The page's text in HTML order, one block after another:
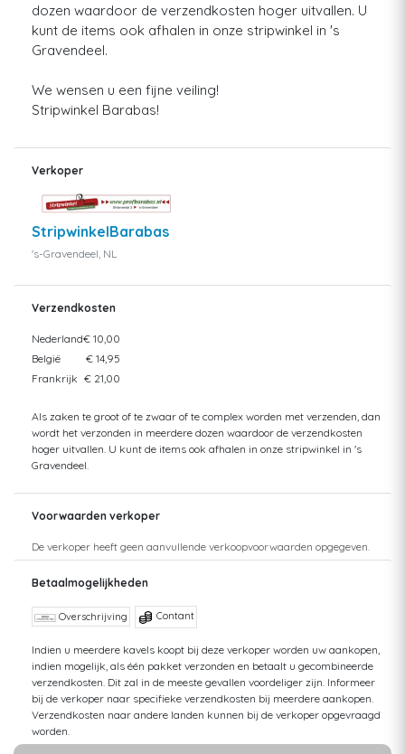
dozen waardoor de verzendkosten hoger uitvallen. U
kunt de items ook afhalen in onze stripwinkel in 's
Gravendeel.
We wensen u een fijne veiling!
Stripwinkel Barabas!
Verkoper
StripwinkelBarabas
's-Gravendeel, NL
Verzendkosten
Nederland€ 10,00
België
€ 14,95
Frankrijk € 21,00
Als zaken te groot of te zwaar of te complex worden met verzenden, dan
wordt het verzonden in meerdere dozen waardoor de verzendkosten
hoger uitvallen. U kunt de items ook afhalen in onze stripwinkel in 's
Gravendeel.
Voorwaarden verkoper
De verkoper heeft geen aanvullende verkoopvoorwaarden opgegeven.
Betaalmogelijkheden
Overschrijving Contant
Indien u meerdere kavels koopt bij deze verkoper worden uw aankopen,
indien mogelijk, als één pakket verzonden en betaalt u gecombineerde
verzendkosten. Dit zal in de meeste gevallen voordeliger zijn. Informeer
bij de verkoper naar specifieke verzendkosten bij meerdere aankopen.
Verzendkosten naar andere landen kunnen bij de verkoper opgevraagd
worden.